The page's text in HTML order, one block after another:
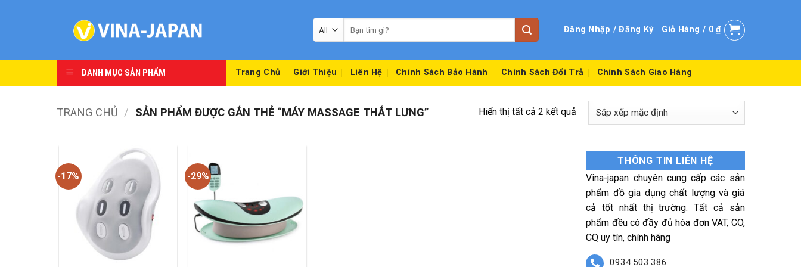
kiếm:
Đăng Nhập / Đăng Ký Giỏ Hàng / 0₫
DANH MỤC SẢN PHẨM Trang Chủ Giới Thiệu Liên Hệ Chính Sách Bảo Hành Chính Sách Đổi Trả Chính Sách Giao Hàng
TRANG CHỦ / SẢN PHẨM ĐƯỢC GẮN THẺ “MÁY MASSAGE THẮT LƯNG” Hiển thị tất cả 2 kết quả
-17% -29%
THÔNG TIN LIÊN HỆ
Vina-japan chuyên cung cấp các sản
phẩm đồ gia dụng chất lượng và giá
cả tốt nhất thị trường. Tất cả sản
phẩm đều có đầy đủ hóa đơn VAT, CO,
CQ uy tín, chính hãng
0934.503.386